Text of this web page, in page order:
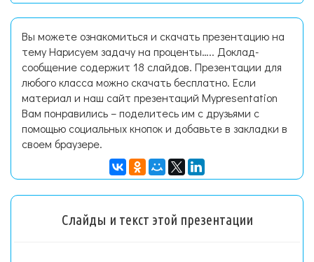
Вы можете ознакомиться и скачать презентацию на
тему Нарисуем задачу на проценты….. Доклад-
сообщение содержит 18 слайдов. Презентации для
любого класса можно скачать бесплатно. Если
материал и наш сайт презентаций Mypresentation
Вам понравились – поделитесь им с друзьями с
помощью социальных кнопок и добавьте в закладки в
своем браузере.
Слайды и текст этой презентации